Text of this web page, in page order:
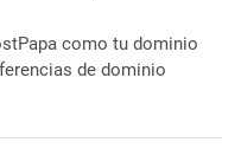
como tu dominio
de dominio